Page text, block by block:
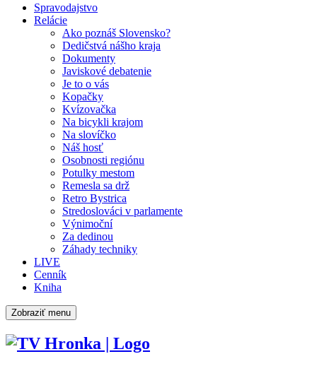
Spravodajstvo
Relácie
Ako poznáš Slovensko?
Dedičstvá nášho kraja
Dokumenty
Javiskové debatenie
Je to o vás
Kopačky
Kvízovačka
Na bicykli krajom
Na slovíčko
Náš hosť
Osobnosti regiónu
Potulky mestom
Remesla sa drž
Retro Bystrica
Stredoslováci v parlamente
Výnimoční
Za dedinou
Záhady techniky
LIVE
Cenník
Kniha
Zobraziť menu